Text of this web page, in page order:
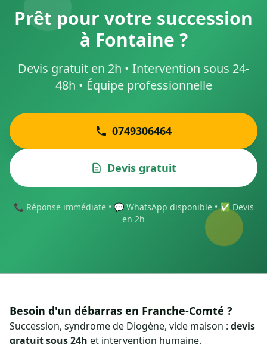
Prêt pour votre succession
à Fontaine ?
Devis gratuit en 2h • Intervention sous 24-
48h • Équipe professionnelle
0749306464
Devis gratuit
📞 Réponse immédiate • 💬 WhatsApp disponible • ✅ Devis
en 2h
Besoin d'un débarras en Franche-Comté ?
Succession, syndrome de Diogène, vide maison : devis
gratuit sous 24h et intervention humaine.